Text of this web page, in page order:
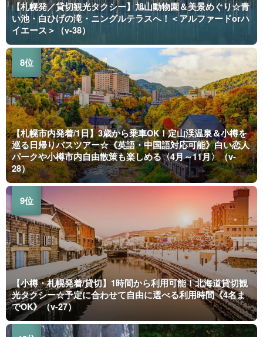
【札幌発／貸切観光タクシー】旭山動物園＆美景めぐり☆青
い池・白ひげの滝・ニングルテラスへ！＜アルファードorハ
イエース＞（v-38）
【札幌市内発着/1日】3歳から乗車OK！定山渓温泉＆小樽を
巡る日帰りバスツアー☆《英語・中国語対応可能》白い恋人
パークや小樽市内自由散策も楽しめる〈4月～11月〉（v-
28）
【小樽・札幌発着/貸切】1時間から利用可能！北海道貸切観
光タクシー☆予定に合わせて自由に選べる利用時間《4名ま
でOK》（v-27）